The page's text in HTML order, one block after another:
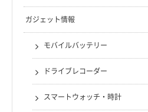
ガジェット情報
モバイルバッテリー
ドライブレコーダー
スマートウォッチ・時計